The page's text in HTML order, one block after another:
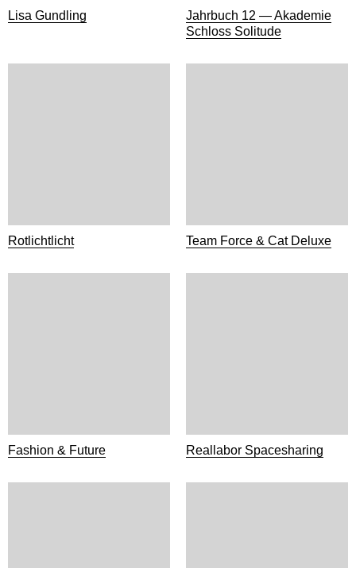
Lisa Gundling
Jahrbuch 12 — Akademie
Schloss Solitude
Rotlichtlicht Team Force & Cat Deluxe
Fashion & Future Reallabor Spacesharing